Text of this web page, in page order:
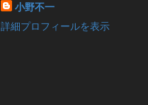
小野不一
詳細プロフィールを表示